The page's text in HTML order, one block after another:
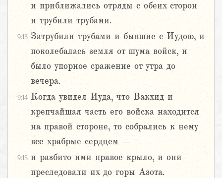
и приближались отряды с обеих сторон
и трубили трубами.
9:13 Затрубили трубами и бывшие с Иудою, и
поколебалась земля от шума войск, и
было упорное сражение от утра до
вечера.
9:14 Когда увидел Иуда, что Вакхид и
крепчайшая часть его войска находится
на правой стороне, то собрались к нему
все храбрые сердцем –
9:15 и разбито ими правое крыло, и они
преследовали их до горы Азота.